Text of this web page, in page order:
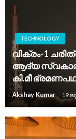
TECHNOLOGY
വിക്രം-1
ആദ്യ സ്വകാര്യ
കി.മീ
Akshay Kumar 19